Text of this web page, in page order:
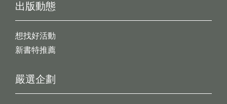
出版動態
想找好活動
新書特推薦
嚴選企劃